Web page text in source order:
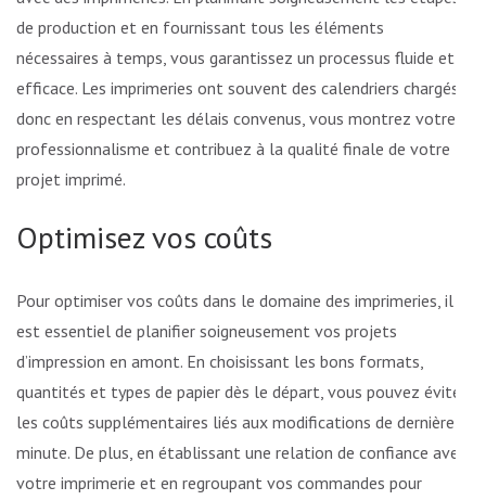
de production et en fournissant tous les éléments
nécessaires à temps, vous garantissez un processus fluide et
efficace. Les imprimeries ont souvent des calendriers chargés,
donc en respectant les délais convenus, vous montrez votre
professionnalisme et contribuez à la qualité finale de votre
projet imprimé.
Optimisez vos coûts
Pour optimiser vos coûts dans le domaine des imprimeries, il
est essentiel de planifier soigneusement vos projets
d’impression en amont. En choisissant les bons formats,
quantités et types de papier dès le départ, vous pouvez éviter
les coûts supplémentaires liés aux modifications de dernière
minute. De plus, en établissant une relation de confiance avec
votre imprimerie et en regroupant vos commandes pour